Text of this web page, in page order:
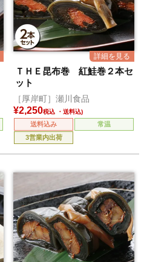
ＴＨＥ昆布巻 紅鮭巻２本セ
ット
［厚岸町］瀬川食品
¥2,250税込
送料込み
常温
3営業内出荷